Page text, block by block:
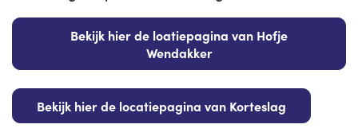
Bekijk hier de loatiepagina van Hofje
Wendakker
Bekijk hier de locatiepagina van Korteslag